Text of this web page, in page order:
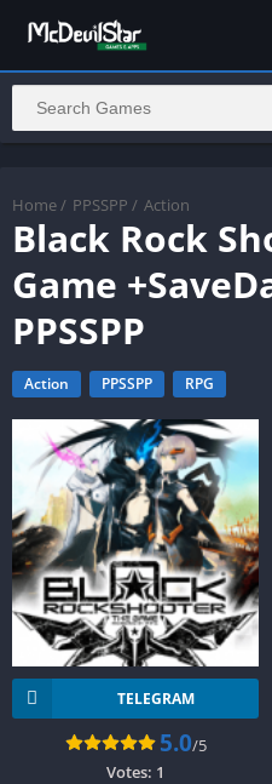
Home / PPSSPP / Action
Black Rock
Game
PPSSPP
Action PPSSPP RPG
TELEGRAM
5.0/5
Votes: 1